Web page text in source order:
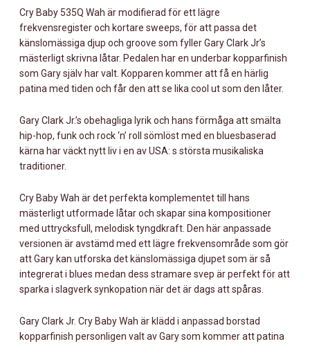
JR
WAHWAH
MÄNGD
Cry Baby 535Q Wah är modifierad för ett lägre
frekvensregister och kortare sweeps, för att passa det
känslomässiga djup och groove som fyller Gary Clark Jr’s
mästerligt skrivna låtar. Pedalen har en underbar kopparfinish
som Gary själv har valt. Kopparen kommer att få en härlig
patina med tiden och får den att se lika cool ut som den låter.
Gary Clark Jr.’s obehagliga lyrik och hans förmåga att smälta
hip-hop, funk och rock ‘n’ roll sömlöst med en bluesbaserad
kärna har väckt nytt liv i en av USA: s största musikaliska
traditioner.
Cry Baby Wah är det perfekta komplementet till hans
mästerligt utformade låtar och skapar sina kompositioner
med uttrycksfull, melodisk tyngdkraft. Den här anpassade
versionen är avstämd med ett lägre frekvensområde som gör
att Gary kan utforska det känslomässiga djupet som är så
integrerat i blues medan dess stramare svep är perfekt för att
sparka i slagverk synkopation när det är dags att spåras.
Gary Clark Jr. Cry Baby Wah är klädd i anpassad borstad
kopparfinish personligen valt av Gary som kommer att patina